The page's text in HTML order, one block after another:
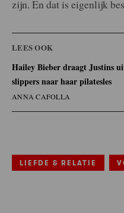
zijn. En dat is eigenlijk
LEES OOK
Hailey Bieber draagt Justins
slippers naar haar pilatesles
ANNA CAFOLLA
LIEFDE & RELATIE